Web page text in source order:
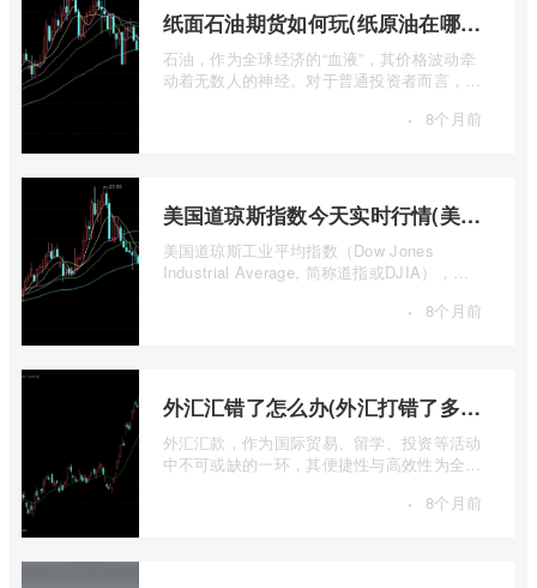
纸面石油期货如何玩(纸原油在哪里交易)
石油，作为全球经济的“血液”，其价格波动牵
动着无数人的神经。对于普通投资者而言，直
· 8个月前
美国道琼斯指数今天实时行情(美国道琼斯指数期货指数实时行情)
美国道琼斯工业平均指数（Dow Jones
Industrial Average, 简称道指或DJIA），无
· 8个月前
外汇汇错了怎么办(外汇打错了多久退回来)
外汇汇款，作为国际贸易、留学、投资等活动
中不可或缺的一环，其便捷性与高效性为全球
· 8个月前